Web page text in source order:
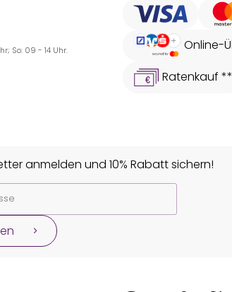
So: 09 - 14 Uhr.
Online-
Ratenkauf **
anmelden und 10% Rabatt sichern!